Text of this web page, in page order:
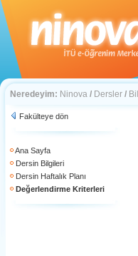
Neredeyim: Ninova / Dersler /
Fakülteye dön
Ana Sayfa
Dersin Bilgileri
Dersin Haftalık Planı
Değerlendirme Kriterleri